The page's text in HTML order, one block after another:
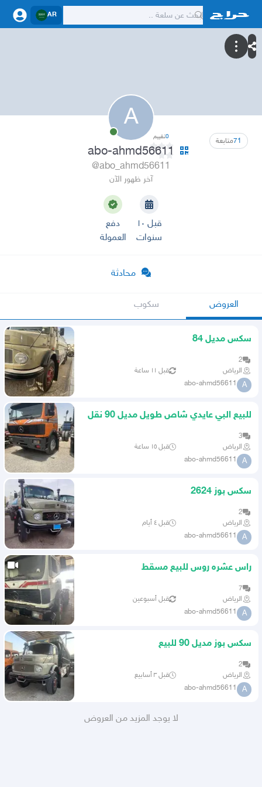
AR
A
71متابعة 0تقييم
abo-ahmd56611
@abo_ahmd56611
آخر ظهور الآن
قبل ١٠
سنوات
دفع
العمولة
محادثة
العروض سكوب
سكس مديل 84
2
الرياض
قبل ١١ ساعة
A
abo-ahmd56611
للبيع البي عايدي شاص طويل مديل 90 نقل
3
الرياض
قبل ١٥ ساعة
A
abo-ahmd56611
سكس بوز 2624
2
الرياض
قبل ٤ أيام
A
abo-ahmd56611
راس عشره روس للبيع مسقط
7
الرياض
قبل أسبوعين
A
abo-ahmd56611
سكس بوز مديل 90 للبيع
2
الرياض
قبل ٣ أسابيع
A
abo-ahmd56611
لا يوجد المزيد من العروض